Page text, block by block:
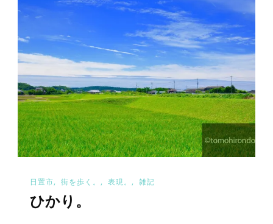
日置市 街を歩く。 表現。 雑記
ひかり。